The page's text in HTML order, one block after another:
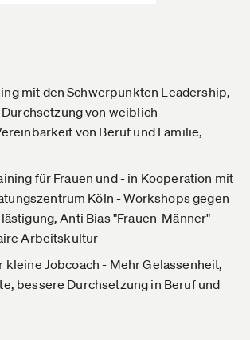
mit den Schwerpunkten Leadership,
von weiblich
von Beruf und Familie,
für Frauen und - in Kooperation mit
Köln - Workshops gegen
Anti Bias "Frauen-Männer"
Arbeitskultur
kleine Jobcoach - Mehr Gelassenheit,
bessere Durchsetzung in Beruf und